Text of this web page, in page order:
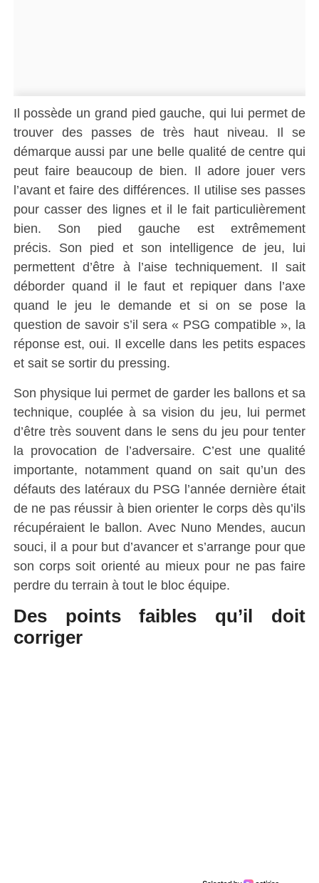
Il possède un grand pied gauche, qui lui permet de
trouver des passes de très haut niveau. Il se
démarque aussi par une belle qualité de centre qui
peut faire beaucoup de bien. Il adore jouer vers
l’avant et faire des différences. Il utilise ses passes
pour casser des lignes et il le fait particulièrement
bien. Son pied gauche est extrêmement
précis. Son pied et son intelligence de jeu, lui
permettent d’être à l’aise techniquement. Il sait
déborder quand il le faut et repiquer dans l’axe
quand le jeu le demande et si on se pose la
question de savoir s’il sera « PSG compatible », la
réponse est, oui. Il excelle dans les petits espaces
et sait se sortir du pressing.
Son physique lui permet de garder les ballons et sa
technique, couplée à sa vision du jeu, lui permet
d’être très souvent dans le sens du jeu pour tenter
la provocation de l’adversaire. C’est une qualité
importante, notamment quand on sait qu’un des
défauts des latéraux du PSG l’année dernière était
de ne pas réussir à bien orienter le corps dès qu’ils
récupéraient le ballon. Avec Nuno Mendes, aucun
souci, il a pour but d’avancer et s’arrange pour que
son corps soit orienté au mieux pour ne pas faire
perdre du terrain à tout le bloc équipe.
Des points faibles qu’il doit
corriger